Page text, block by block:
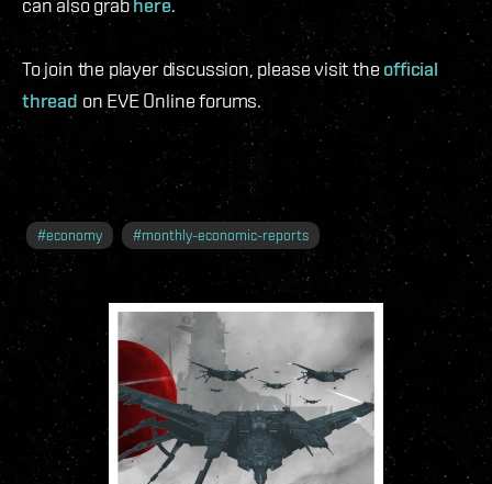
can also grabhere.
To join the player discussion, please visit theofficial
thread on EVE Online forums.
#economy #monthly-economic-reports